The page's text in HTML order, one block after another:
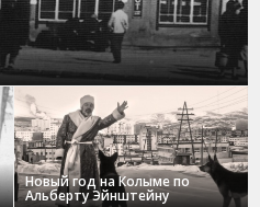
Новый год на Колыме по
Альберту Эйнштейну